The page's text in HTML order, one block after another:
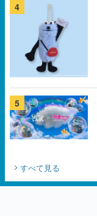
4
5
すべて見る